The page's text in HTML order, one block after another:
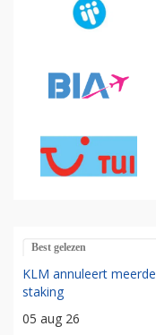
Best gelezen
KLM annuleert
staking
05 aug 26